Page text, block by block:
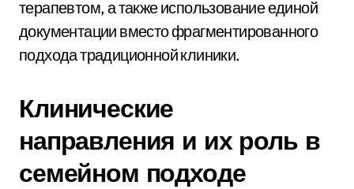
терапевтом, а также использование единой
документации вместо фрагментированного
подхода традиционной клиники.
Клинические
направления и их роль в
семейном подходе